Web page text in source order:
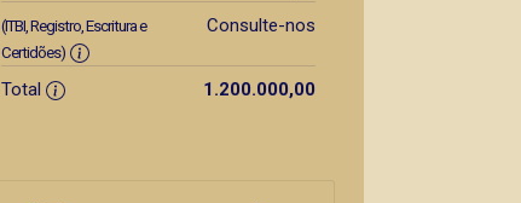
(ITBI, Registro, Escritura e
Certidões)
Consulte-nos
Total 1.200.000,00